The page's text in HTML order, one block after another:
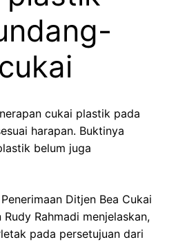
cukai plastik pada
harapan. Buktinya
belum juga
Ditjen Bea Cukai
Rudy Rahmadi menjelaskan,
pada persetujuan dari